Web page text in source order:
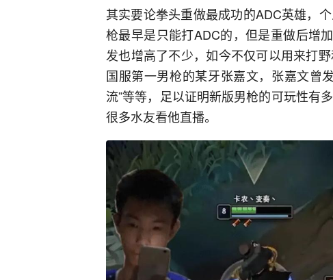
其实要论拳头重做最成功的ADC英雄，
枪最早是只能打ADC的，但是重做后增
发也增高了不少，如今不仅可以用来打
国服第一男枪的某牙张嘉文，张嘉文曾
流”等等，足以证明新版男枪的可玩性有
很多水友看他直播。